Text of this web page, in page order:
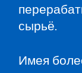
сырьё.
Имея